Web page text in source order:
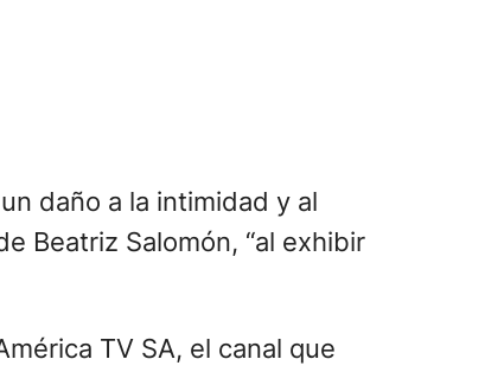
daño a la intimidad y al
Beatriz Salomón, “al exhibir
TV SA, el canal que